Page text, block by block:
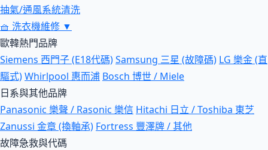
抽氣/通風系統清洗
🧺 洗衣機維修 ▼
歐韓熱門品牌
Siemens 西門子 (E18代碼)Samsung 三星 (故障碼) LG 樂金 (直
驅式)Whirlpool 惠而浦 Bosch 博世 / Miele
日系與其他品牌
Panasonic 樂聲 / Rasonic 樂信 Hitachi 日立 / Toshiba 東芝
Zanussi 金章 (換軸承) Fortress 豐澤牌 / 其他
故障急救與代碼